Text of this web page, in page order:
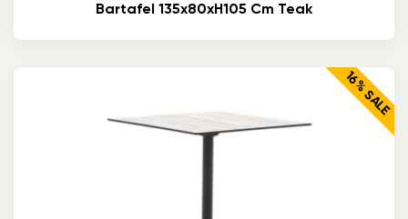
Bartafel 135x80xH105 Cm Teak
16% SALE